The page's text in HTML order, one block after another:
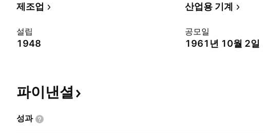
제조업 산업용 기계
설립
1948
공모일
1961년 10월 2일
파이낸셜
성과